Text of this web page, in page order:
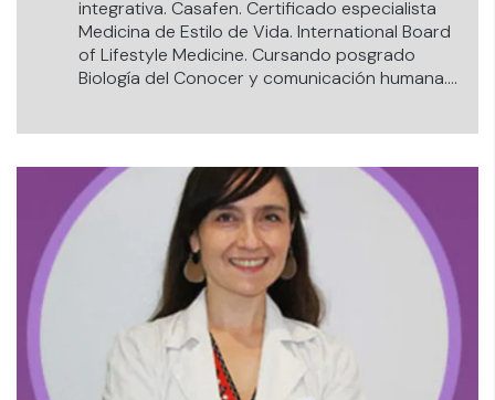
integrativa. Casafen. Certificado especialista
Medicina de Estilo de Vida. International Board
of Lifestyle Medicine. Cursando posgrado
Biología del Conocer y comunicación humana.